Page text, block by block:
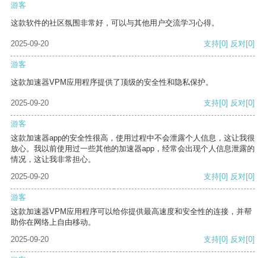
游客
这款软件的社区氛围非常好，可以与其他用户交流学习心得。
2025-09-20 支持[0] 反对[0]
游客
这款加速器VPM应用程序提供了顶级的安全性和隐私保护。
2025-09-20 支持[0] 反对[0]
游客
这款加速器app的安全性很高，使用过程中不会泄露个人信息，这让我很
放心。我以前使用过一些其他的加速器app，经常会出现个人信息泄露的
情况，这让我非常担心。
2025-09-20
支持[0] 反对[0]
游客
这款加速器VPM应用程序可以给你提供最高速度和安全性的连接，并帮
助你在网络上自由移动。
2025-09-20
支持[0] 反对[0]